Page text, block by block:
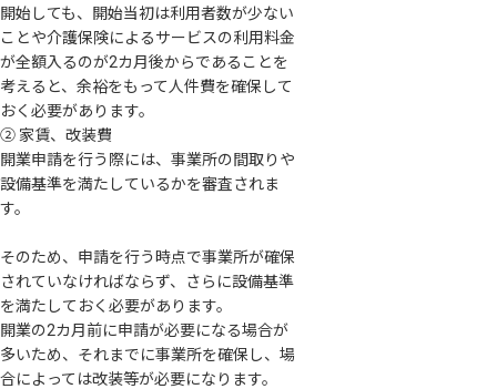
開始しても、開始当初は利用者数が少ない
ことや介護保険によるサービスの利用料金
が全額入るのが2カ月後からであることを
考えると、余裕をもって人件費を確保して
おく必要があります。
② 家賃、改装費
開業申請を行う際には、事業所の間取りや
設備基準を満たしているかを審査されま
す。
そのため、申請を行う時点で事業所が確保
されていなければならず、さらに設備基準
を満たしておく必要があります。
開業の2カ月前に申請が必要になる場合が
多いため、それまでに事業所を確保し、場
合によっては改装等が必要になります。